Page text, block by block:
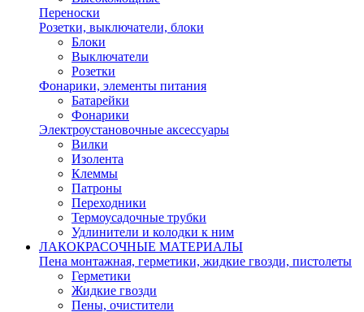
Переноски
Розетки, выключатели, блоки
Блоки
Выключатели
Розетки
Фонарики, элементы питания
Батарейки
Фонарики
Электроустановочные аксессуары
Вилки
Изолента
Клеммы
Патроны
Переходники
Термоусадочные трубки
Удлинители и колодки к ним
ЛАКОКРАСОЧНЫЕ МАТЕРИАЛЫ
Пена монтажная, герметики, жидкие гвозди, пистолеты
Герметики
Жидкие гвозди
Пены, очистители